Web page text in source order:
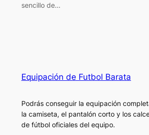
sencillo de…
Equipación de Futbol Barata
Podrás conseguir la equipación
la camiseta, el pantalón corto y los
de fútbol oficiales del equipo.